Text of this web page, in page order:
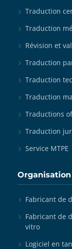
Traduction
Traduction
Révision et
Traduction
Traduction
Traduction
Traductions
Traduction
Service MTPE
Organisation
Fabricant de
Fabricant de
vitro
Logiciel en